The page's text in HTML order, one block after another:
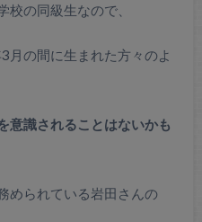
の同級生なので、
の間に生まれた方々のよ
意識されることはないかも
められている岩田さんの